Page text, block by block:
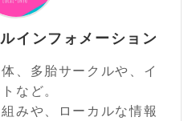
インフォメーション
、多胎サークルや、イ
など。
みや、ローカルな情報